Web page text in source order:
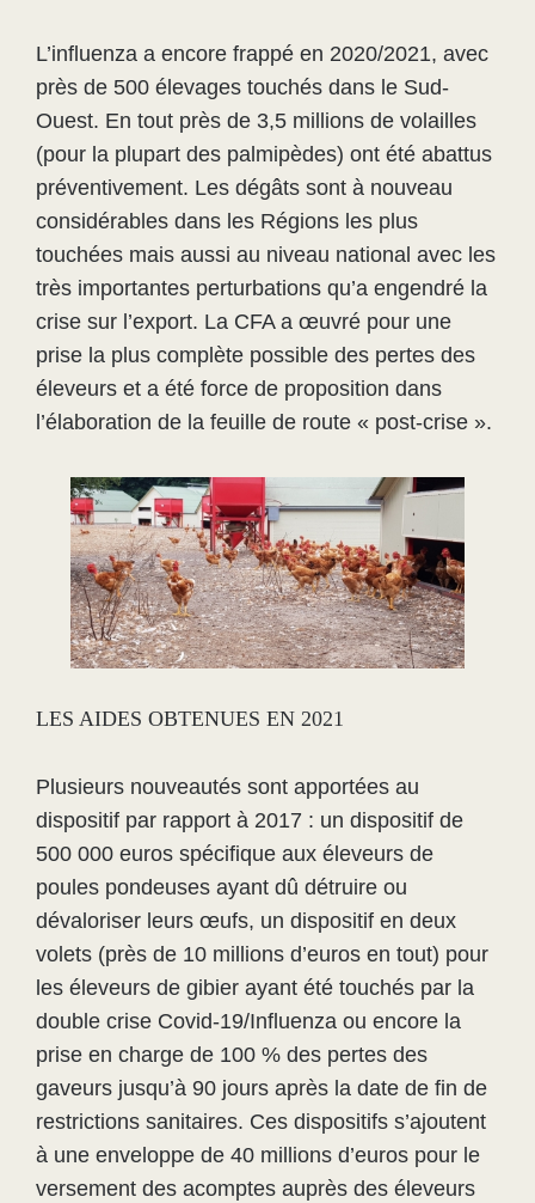
L’influenza a encore frappé en 2020/2021, avec
près de 500 élevages touchés dans le Sud-
Ouest. En tout près de 3,5 millions de volailles
(pour la plupart des palmipèdes) ont été abattus
préventivement. Les dégâts sont à nouveau
considérables dans les Régions les plus
touchées mais aussi au niveau national avec les
très importantes perturbations qu’a engendré la
crise sur l’export. La CFA a œuvré pour une
prise la plus complète possible des pertes des
éleveurs et a été force de proposition dans
l’élaboration de la feuille de route « post-crise ».
LES AIDES OBTENUES EN 2021
Plusieurs nouveautés sont apportées au
dispositif par rapport à 2017 : un dispositif de
500 000 euros spécifique aux éleveurs de
poules pondeuses ayant dû détruire ou
dévaloriser leurs œufs, un dispositif en deux
volets (près de 10 millions d’euros en tout) pour
les éleveurs de gibier ayant été touchés par la
double crise Covid-19/Influenza ou encore la
prise en charge de 100 % des pertes des
gaveurs jusqu’à 90 jours après la date de fin de
restrictions sanitaires. Ces dispositifs s’ajoutent
à une enveloppe de 40 millions d’euros pour le
versement des acomptes auprès des éleveurs